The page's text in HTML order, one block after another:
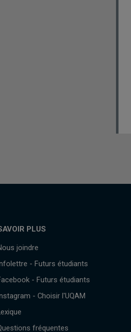
PLUS
joindre
- Futurs étudiants
- Futurs étudiants
- Choisir l'UQAM
fréquentes